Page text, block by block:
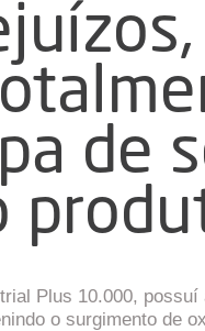
de
Plus 10.000,
o surgimento de